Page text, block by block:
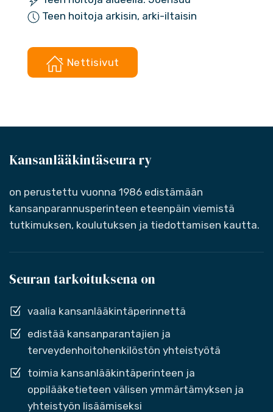
Teen hoitoja arkisin, arki-iltaisin
Nettisivut
Kansanlääkintäseura ry
on perustettu vuonna 1986 edistämään
kansanparannusperinteen eteenpäin viemistä
tutkimuksen, koulutuksen ja tiedottamisen kautta.
Seuran tarkoituksena on
vaalia kansanlääkintäperinnettä
edistää kansanparantajien ja
terveydenhoitohenkilöstön yhteistyötä
toimia kansanlääkintäperinteen ja
oppilääketieteen välisen ymmärtämyksen ja
yhteistyön lisäämiseksi